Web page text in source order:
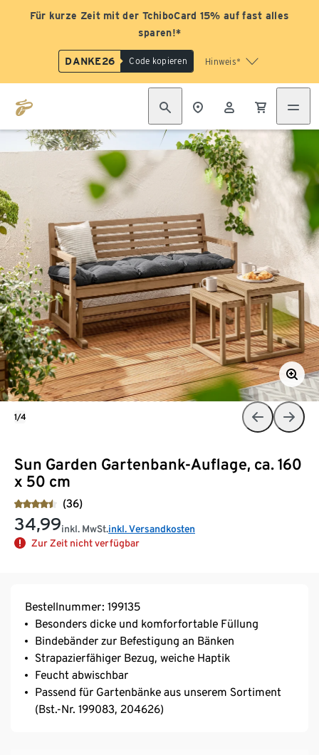
Für kurze Zeit mit der TchiboCard 15% auf fast alles
sparen!*
DANKE26 Code kopieren Hinweis*
Sun Garden Gartenbank-Auflage, ca. 160
x 50 cm
(36)
34,99inkl. MwSt.inkl. Versandkosten
Zur Zeit nicht verfügbar
1/4
Bestellnummer: 199135
Besonders dicke und komforfortable Füllung
Bindebänder zur Befestigung an Bänken
Strapazierfähiger Bezug, weiche Haptik
Feucht abwischbar
Passend für Gartenbänke aus unserem Sortiment
(Bst.-Nr. 199083, 204626)